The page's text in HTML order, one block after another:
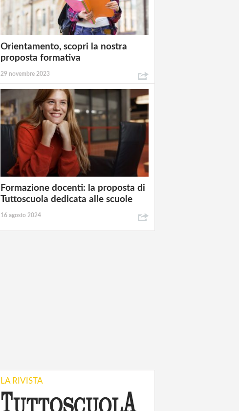
Orientamento, scopri la nostra
proposta formativa
29 novembre 2023
Formazione docenti: la proposta di
Tuttoscuola dedicata alle scuole
16 agosto 2024
LA RIVISTA